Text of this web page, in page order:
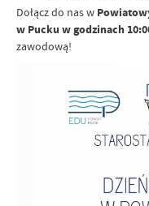
Dołącz do nas w
w Pucku w godzinach
zawodową!